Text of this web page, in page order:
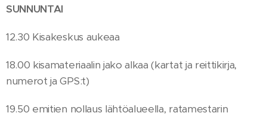
SUNNUNTAI
12.30 Kisakeskus aukeaa
18.00 kisamateriaalin jako alkaa (kartat ja reittikirja,
numerot ja GPS:t)
19.50 emitien nollaus lähtöalueella, ratamestarin